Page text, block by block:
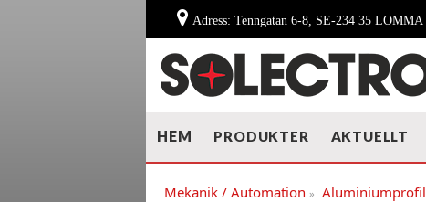
Adress: Tenngatan 6-8, SE-234 35 LOMMA
HEM PRODUKTER AKTUELLT
Mekanik / Automation » Aluminiumprofil